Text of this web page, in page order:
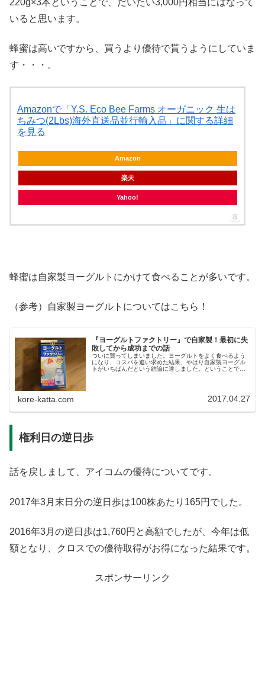
いると思います。
蜂蜜は高いですから、買うより優待で貰うようにしていま
す・・・。
Amazonで「Y.S. Eco Bee Farms オーガニック 生は
ちみつ(2Lbs)海外直送品並行輸入品」に関する詳細
を見る
Amazon
楽天
Yahoo!
蜂蜜は自家製ヨーグルトにかけて食べることが多いです。
（参考）自家製ヨーグルトについてはこちら！
『ヨーグルトファクトリー』で自家製！最初に失
敗してから成功までの話
ついに買ってしまいました。ヨーグルトをよく食べるよう
になり、コスパを追い求めた結果、やはり自家製ヨーグル
トがいちばんだという結論に達しました。ということで、
kore-katta.com 2017.04.27
権利日の逆日歩
話を戻しまして、アイコムの優待についてです。
2017年3月末日分の逆日歩は100株あたり165円でした。
2016年3月の逆日歩は1,760円と高額でしたが、今年は低
額となり、クロスでの優待取得がお得になった結果です。
スポンサーリンク